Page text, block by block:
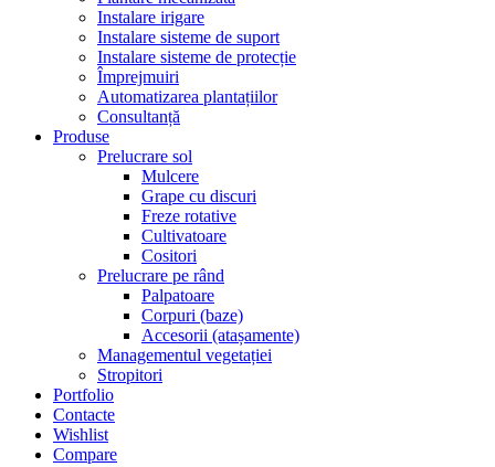
Instalare irigare
Instalare sisteme de suport
Instalare sisteme de protecție
Împrejmuiri
Automatizarea plantațiilor
Consultanță
Produse
Prelucrare sol
Mulcere
Grape cu discuri
Freze rotative
Cultivatoare
Cositori
Prelucrare pe rând
Palpatoare
Corpuri (baze)
Accesorii (atașamente)
Managementul vegetației
Stropitori
Portfolio
Contacte
Wishlist
Compare